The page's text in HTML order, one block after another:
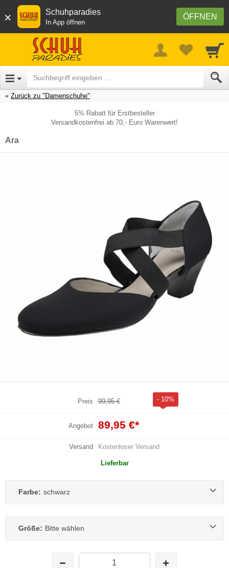
× ÖFFNEN
Schuhparadies
In App öffnen
Zurück zu "Damenschuhe"
5% Rabatt für Erstbesteller
Versandkostenfrei ab 70,- Euro Warenwert!
Ara
Preis 99,95 € - 10%
Angebot 89,95 €*
Versand Kostenloser Versand
Lieferbar
Farbe: schwarz
Größe: Bitte wählen